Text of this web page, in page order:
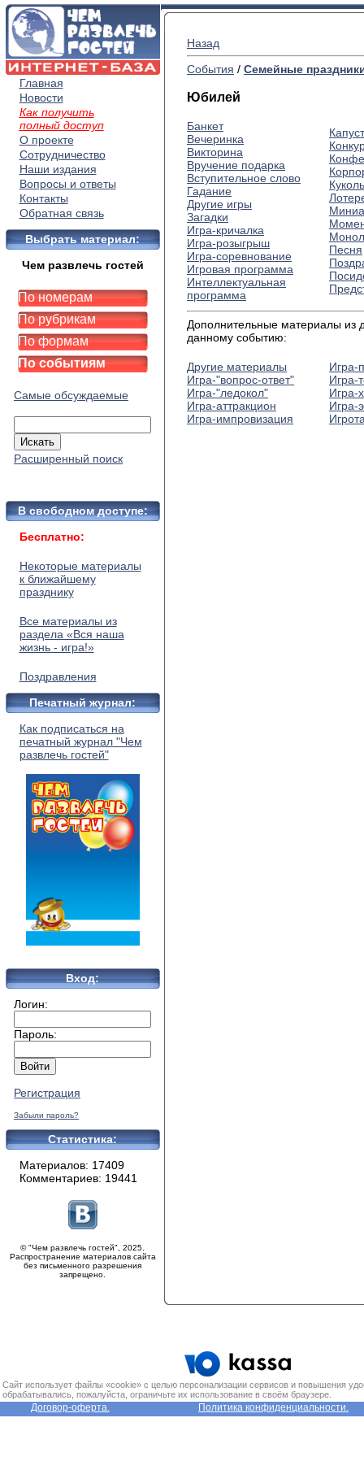
Главная
Новости
Как получить
полный доступ
О проекте
Сотрудничество
Наши издания
Вопросы и ответы
Контакты
Обратная связь
Выбрать материал:
Чем развлечь гостей
По номерам
По рубрикам
По формам
По событиям
Самые обсуждаемые
Расширенный поиск
В свободном доступе:
Бесплатно:
Некоторые материалы
к ближайшему
празднику
Все материалы из
раздела «Вся наша
жизнь - игра!»
Поздравления
Печатный журнал:
Как подписаться на
печатный журнал "Чем
развлечь гостей"
Вход:
Логин:
Пароль:
Регистрация
Забыли пароль?
Статистика:
Материалов: 17409
Комментариев: 19441
© "Чем развлечь гостей", 2025.
Распространение материалов сайта
без письменного разрешения
запрещено.
Назад
События / Семейные
Юбилей
Банкет
Вечеринка
Викторина
Вручение подарка
Вступительное слово
Гадание
Другие игры
Загадки
Игра-кричалка
Игра-розыгрыш
Игра-соревнование
Игровая программа
Интеллектуальная
программа
Песня
Дополнительные материалы из
данному событию:
Другие материалы
Игра-"вопрос-ответ"
Игра-"ледокол"
Игра-аттракцион
Игра-импровизация
Игра-
Игра-
Игра-
Игра-
Сайт использует файлы «cookie» с целью персонализации сервисов и повышения
обрабатывались, пожалуйста, ограничьте их использование в своём браузере.
Договор-оферта. Политика конфиденциальности.